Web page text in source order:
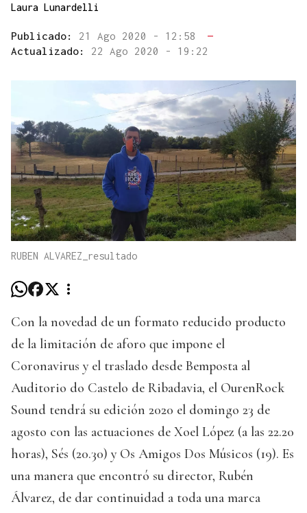
Laura Lunardelli
Publicado: 21 Ago 2020 - 12:58
—
Actualizado: 22 Ago 2020 - 19:22
RUBEN ALVAREZ_resultado
Con la novedad de un formato reducido producto
de la limitación de aforo que impone el
Coronavirus y el traslado desde Bemposta al
Auditorio do Castelo de Ribadavia, el OurenRock
Sound tendrá su edición 2020 el domingo 23 de
agosto con las actuaciones de Xoel López (a las 22.20
horas), Sés (20.30) y Os Amigos Dos Músicos (19). Es
una manera que encontró su director, Rubén
Álvarez, de dar continuidad a toda una marca